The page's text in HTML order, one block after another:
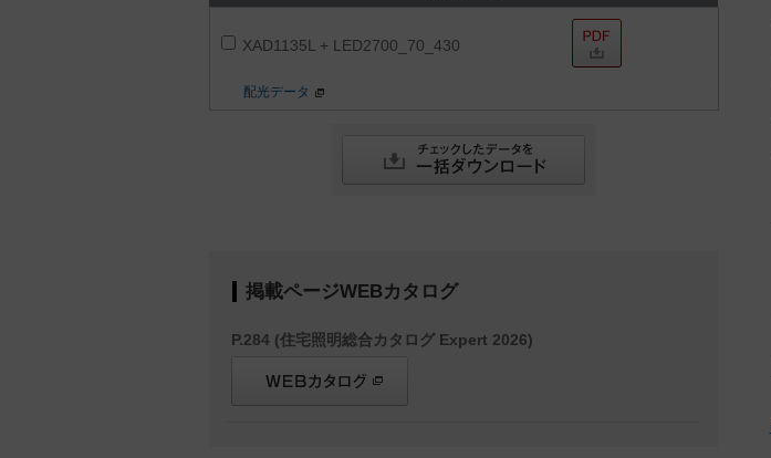
XAD1135L + LED2700_70_430
配光データ
掲載ページWEBカタログ
P.284 (住宅照明総合カタログ Expert 2026)